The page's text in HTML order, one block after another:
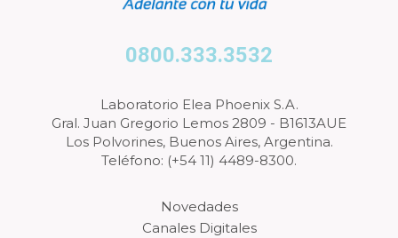
0800.333.3532
Laboratorio Elea Phoenix S.A.
Gral. Juan Gregorio Lemos 2809 - B1613AUE
Los Polvorines, Buenos Aires, Argentina.
Teléfono: (+54 11) 4489-8300.
Novedades
Canales Digitales